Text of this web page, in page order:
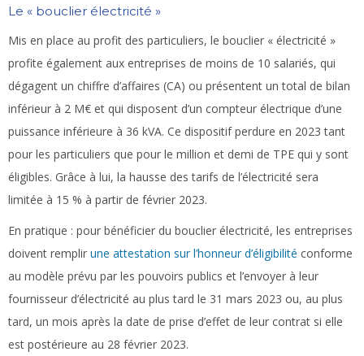
Le « bouclier électricité »
Mis en place au profit des particuliers, le bouclier « électricité »
profite également aux entreprises de moins de 10 salariés, qui
dégagent un chiffre d’affaires (CA) ou présentent un total de bilan
inférieur à 2 M€ et qui disposent d’un compteur électrique d’une
puissance inférieure à 36 kVA. Ce dispositif perdure en 2023 tant
pour les particuliers que pour le million et demi de TPE qui y sont
éligibles. Grâce à lui, la hausse des tarifs de l’électricité sera
limitée à 15 % à partir de février 2023.
En pratique : pour bénéficier du bouclier électricité, les entreprises
doivent remplir une attestation sur l’honneur d’éligibilité conforme
au modèle prévu par les pouvoirs publics et l’envoyer à leur
fournisseur d’électricité au plus tard le 31 mars 2023 ou, au plus
tard, un mois après la date de prise d’effet de leur contrat si elle
est postérieure au 28 février 2023.